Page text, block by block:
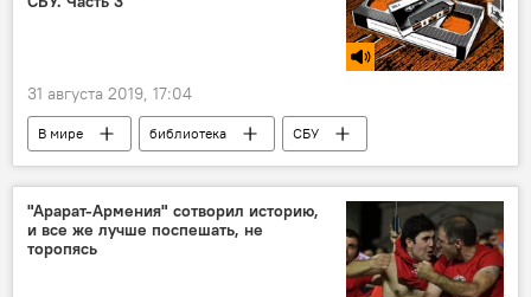
31 августа 2019, 17:04
В мире библиотека
СБУ
Голос
тюрьма
"Арарат-Армения" сотворил историю,
и все же лучше поспешать, не
торопясь